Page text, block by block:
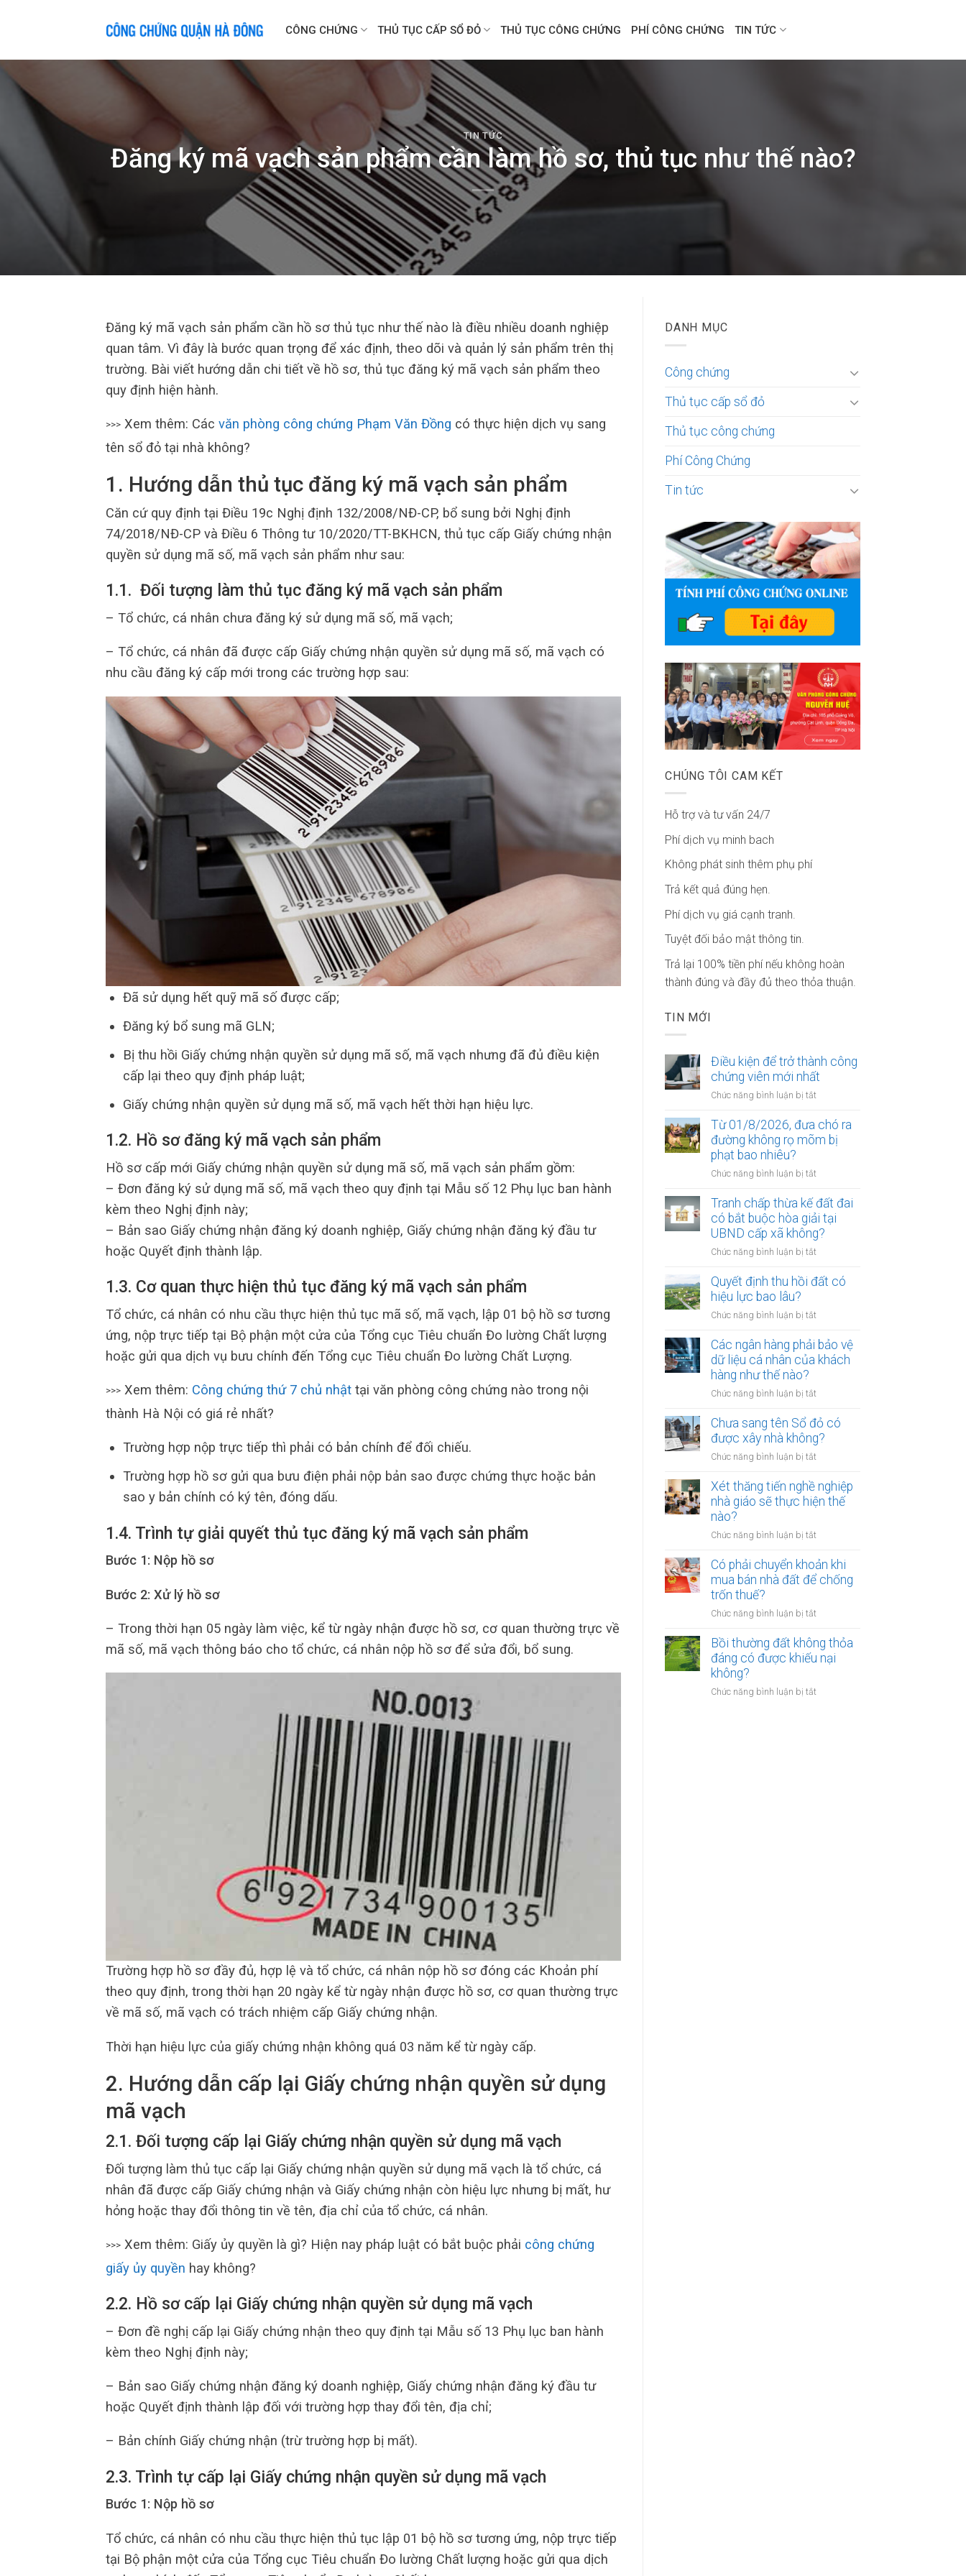
CÔNG CHỨNG THỦ TỤC CẤP SỔ ĐỎ THỦ TỤC CÔNG CHỨNG PHÍ CÔNG CHỨNG TIN TỨC
TIN TỨC
Đăng ký mã vạch sản phẩm cần làm hồ sơ, thủ tục như thế nào?
Đăng ký mã vạch sản phẩm cần hồ sơ thủ tục như thế nào là điều nhiều doanh nghiệp
quan tâm. Vì đây là bước quan trọng để xác định, theo dõi và quản lý sản phẩm trên thị
trường. Bài viết hướng dẫn chi tiết về hồ sơ, thủ tục đăng ký mã vạch sản phẩm theo
quy định hiện hành.
>>> Xem thêm: Các văn phòng công chứng Phạm Văn Đồng có thực hiện dịch vụ sang
tên sổ đỏ tại nhà không?
1. Hướng dẫn thủ tục đăng ký mã vạch sản phẩm
Căn cứ quy định tại Điều 19c Nghị định 132/2008/NĐ-CP, bổ sung bởi Nghị định
74/2018/NĐ-CP và Điều 6 Thông tư 10/2020/TT-BKHCN, thủ tục cấp Giấy chứng nhận
quyền sử dụng mã số, mã vạch sản phẩm như sau:
1.1. Đối tượng làm thủ tục đăng ký mã vạch sản phẩm
– Tổ chức, cá nhân chưa đăng ký sử dụng mã số, mã vạch;
– Tổ chức, cá nhân đã được cấp Giấy chứng nhận quyền sử dụng mã số, mã vạch có
nhu cầu đăng ký cấp mới trong các trường hợp sau:
Đã sử dụng hết quỹ mã số được cấp;
Đăng ký bổ sung mã GLN;
Bị thu hồi Giấy chứng nhận quyền sử dụng mã số, mã vạch nhưng đã đủ điều kiện
cấp lại theo quy định pháp luật;
Giấy chứng nhận quyền sử dụng mã số, mã vạch hết thời hạn hiệu lực.
1.2. Hồ sơ đăng ký mã vạch sản phẩm
Hồ sơ cấp mới Giấy chứng nhận quyền sử dụng mã số, mã vạch sản phẩm gồm:
– Đơn đăng ký sử dụng mã số, mã vạch theo quy định tại Mẫu số 12 Phụ lục ban hành
kèm theo Nghị định này;
– Bản sao Giấy chứng nhận đăng ký doanh nghiệp, Giấy chứng nhận đăng ký đầu tư
hoặc Quyết định thành lập.
1.3. Cơ quan thực hiện thủ tục đăng ký mã vạch sản phẩm
Tổ chức, cá nhân có nhu cầu thực hiện thủ tục mã số, mã vạch, lập 01 bộ hồ sơ tương
ứng, nộp trực tiếp tại Bộ phận một cửa của Tổng cục Tiêu chuẩn Đo lường Chất lượng
hoặc gửi qua dịch vụ bưu chính đến Tổng cục Tiêu chuẩn Đo lường Chất Lượng.
>>> Xem thêm: Công chứng thứ 7 chủ nhật tại văn phòng công chứng nào trong nội
thành Hà Nội có giá rẻ nhất?
Trường hợp nộp trực tiếp thì phải có bản chính để đối chiếu.
Trường hợp hồ sơ gửi qua bưu điện phải nộp bản sao được chứng thực hoặc bản
sao y bản chính có ký tên, đóng dấu.
1.4. Trình tự giải quyết thủ tục đăng ký mã vạch sản phẩm
Bước 1: Nộp hồ sơ
Bước 2: Xử lý hồ sơ
– Trong thời hạn 05 ngày làm việc, kể từ ngày nhận được hồ sơ, cơ quan thường trực về
mã số, mã vạch thông báo cho tổ chức, cá nhân nộp hồ sơ để sửa đổi, bổ sung.
Trường hợp hồ sơ đầy đủ, hợp lệ và tổ chức, cá nhân nộp hồ sơ đóng các Khoản phí
theo quy định, trong thời hạn 20 ngày kể từ ngày nhận được hồ sơ, cơ quan thường trực
về mã số, mã vạch có trách nhiệm cấp Giấy chứng nhận.
Thời hạn hiệu lực của giấy chứng nhận không quá 03 năm kể từ ngày cấp.
2. Hướng dẫn cấp lại Giấy chứng nhận quyền sử dụng
mã vạch
2.1. Đối tượng cấp lại Giấy chứng nhận quyền sử dụng mã vạch
Đối tượng làm thủ tục cấp lại Giấy chứng nhận quyền sử dụng mã vạch là tổ chức, cá
nhân đã được cấp Giấy chứng nhận và Giấy chứng nhận còn hiệu lực nhưng bị mất, hư
hỏng hoặc thay đổi thông tin về tên, địa chỉ của tổ chức, cá nhân.
>>> Xem thêm: Giấy ủy quyền là gì? Hiện nay pháp luật có bắt buộc phải công chứng
giấy ủy quyền hay không?
2.2. Hồ sơ cấp lại Giấy chứng nhận quyền sử dụng mã vạch
– Đơn đề nghị cấp lại Giấy chứng nhận theo quy định tại Mẫu số 13 Phụ lục ban hành
kèm theo Nghị định này;
– Bản sao Giấy chứng nhận đăng ký doanh nghiệp, Giấy chứng nhận đăng ký đầu tư
hoặc Quyết định thành lập đối với trường hợp thay đổi tên, địa chỉ;
– Bản chính Giấy chứng nhận (trừ trường hợp bị mất).
2.3. Trình tự cấp lại Giấy chứng nhận quyền sử dụng mã vạch
Bước 1: Nộp hồ sơ
Tổ chức, cá nhân có nhu cầu thực hiện thủ tục lập 01 bộ hồ sơ tương ứng, nộp trực tiếp
tại Bộ phận một cửa của Tổng cục Tiêu chuẩn Đo lường Chất lượng hoặc gửi qua dịch
DANH MỤC
Công chứng
Thủ tục cấp sổ đỏ
Thủ tục công chứng
Phí Công Chứng
Tin tức
CHÚNG TÔI CAM KẾT
Hỗ trợ và tư vấn 24/7
Phí dịch vụ minh bach
Không phát sinh thêm phụ phí
Trả kết quả đúng hẹn.
Phí dịch vụ giá cạnh tranh.
Tuyệt đối bảo mật thông tin.
Trả lại 100% tiền phí nếu không hoàn
thành đúng và đầy đủ theo thỏa thuận.
TIN MỚI
Điều kiện để trở thành công
chứng viên mới nhất
Chức năng bình luận bị tắt
kiện
để
công
viên
mới
nhất
Từ 01/8/2026, đưa chó ra
đường không rọ mõm bị
phạt bao nhiêu?
Chức năng bình luận bị tắt
01/8/2026,
đưa
chó
ra
đường
rọ
bao
nhiêu?
Tranh chấp thừa kế đất đai
có bắt buộc hòa giải tại
UBND cấp xã không?
Chức năng bình luận bị tắt
chấp
đất
có
bắt
tại
UBND
cấp
Quyết định thu hồi đất có
hiệu lực bao lâu?
Chức năng bình luận bị tắt
định
thu
có
lực
bao
Các ngân hàng phải bảo vệ
dữ liệu cá nhân của khách
hàng như thế nào?
Chức năng bình luận bị tắt
ngân
hàng
phải
bảo
dữ
liệu
khách
hàng
như
Chưa sang tên Sổ đỏ có
được xây nhà không?
Chức năng bình luận bị tắt
sang
tên
Sổ
có
xây
nhà
Xét thăng tiến nghề nghiệp
nhà giáo sẽ thực hiện thế
nào?
Chức năng bình luận bị tắt
thăng
tiến
nhà
sẽ
thực
Có phải chuyển khoản khi
mua bán nhà đất để chống
trốn thuế?
Chức năng bình luận bị tắt
phải
chuyển
khoản
mua
Bồi thường đất không thỏa
đáng có được khiếu nại
không?
Chức năng bình luận bị tắt